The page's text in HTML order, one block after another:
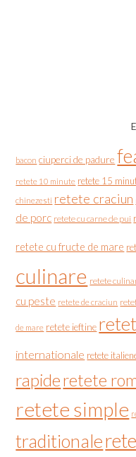
bacon ciuperci de padure
retete 10 minute retete 15
chinezesti retete craciun
de porc retete cu carne de pui
retete cu fructe de mare
culinare retete
cu peste retete de craciun
de mare retete ieftine
internationale retete
rapideretete
retete simple
traditionale